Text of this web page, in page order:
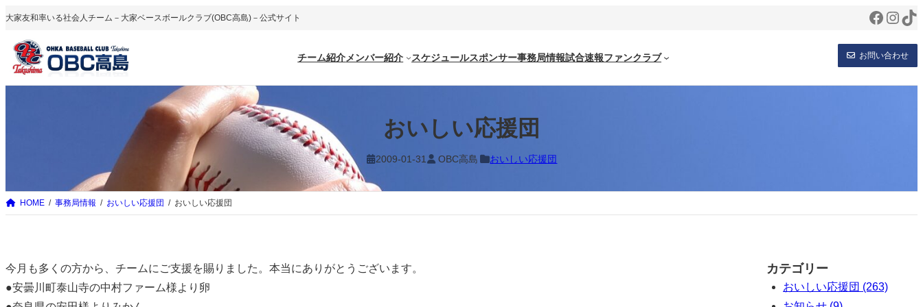
内
を
ス
大家友和率いる社会人チーム－大家ベースボールクラブ(OBC高島)－公式サイト
チーム紹介メンバー紹介 スケジュールスポンサー事務局情報試合速報ファンクラブ お問い合わせ
おいしい応援団
2009-01-31 OBC高島 おいしい応援団
HOME 事務局情報 おいしい応援団 おいしい応援団
今月も多くの方から、チームにご支援を賜りました。本当にありがとうございます。
●安曇川町泰山寺の中村ファーム様より卵
カテゴリー
おいしい応援団 (263)